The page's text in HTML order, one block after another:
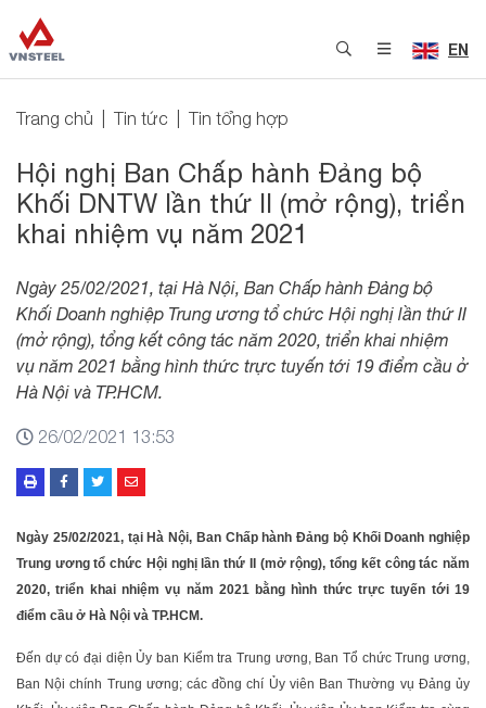
EN
Trang chủ Tin tức Tin tổng hợp
Hội nghị Ban Chấp hành Đảng bộ
Khối DNTW lần thứ II (mở rộng), triển
khai nhiệm vụ năm 2021
Ngày 25/02/2021, tại Hà Nội, Ban Chấp hành Đảng bộ
Khối Doanh nghiệp Trung ương tổ chức Hội nghị lần thứ II
(mở rộng), tổng kết công tác năm 2020, triển khai nhiệm
vụ năm 2021 bằng hình thức trực tuyến tới 19 điểm cầu ở
Hà Nội và TP.HCM.
26/02/2021 13:53
Ngày 25/02/2021, tại Hà Nội, Ban Chấp hành Đảng bộ Khối Doanh nghiệp
Trung ương tổ chức Hội nghị lần thứ II (mở rộng), tổng kết công tác năm
2020, triển khai nhiệm vụ năm 2021 bằng hình thức trực tuyến tới 19
điểm cầu ở Hà Nội và TP.HCM.
Đến dự có đại diện Ủy ban Kiểm tra Trung ương, Ban Tổ chức Trung ương,
Ban Nội chính Trung ương; các đồng chí Ủy viên Ban Thường vụ Đảng ủy